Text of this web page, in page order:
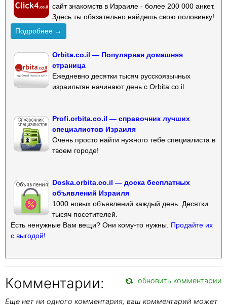
сайт знакомств в Израиле - более 200 000 анкет.
Здесь ты обязательно найдешь свою половинку!
Подробнее →
Orbita.co.il — Популярная домашняя
страница
Ежедневно десятки тысяч русскоязычных
израильтян начинают день с Orbita.co.il
Profi.orbita.co.il — справочник лучших
специалистов Израиля
Очень просто найти нужного тебе специалиста в
твоем городе!
Doska.orbita.co.il — доска бесплатных
объявлений Израиля
1000 новых объявлений каждый день. Десятки
тысяч посетителей.
Есть ненужные Вам вещи? Они кому-то нужны. Продайте их
с выгодой!
Комментарии: обновить комментарии
Еще нет ни одного комментария, ваш комментарий может